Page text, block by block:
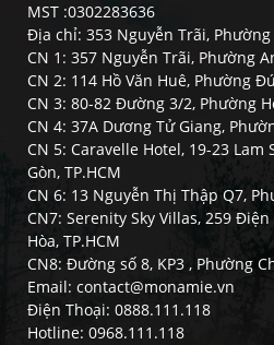
MST :0302283636
Địa chỉ: 353 Nguyễn Trãi, Phường
CN 1: 357 Nguyễn Trãi, Phường
CN 2: 114 Hồ Văn Huê, Phường
CN 3: 80-82 Đường 3/2, Phường
CN 4: 37A Dương Tử Giang,
CN 5: Caravelle Hotel, 19-23 Lam
Gòn, TP.HCM
CN 6: 13 Nguyễn Thị Thập Q7,
CN7: Serenity Sky Villas, 259
Hòa, TP.HCM
CN8: Đường số 8, KP3 , Phường
Email: contact@monamie.vn
Điện Thoại: 0888.111.118
Hotline: 0968.111.118